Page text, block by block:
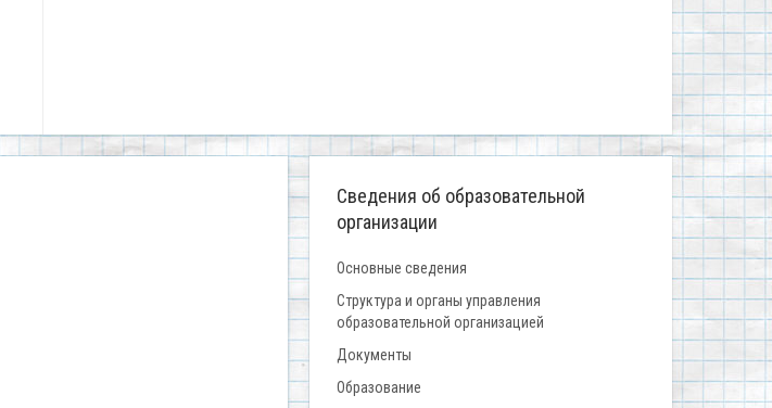
Сведения об образовательной
организации
Основные сведения
Структура и органы управления
образовательной организацией
Документы
Образование